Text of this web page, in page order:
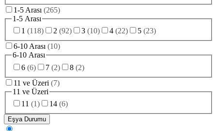
1-5 Arası (265)
1-5 Arası
1 (118) 2 (92) 3 (10) 4 (22) 5 (23)
6-10 Arası (10)
6-10 Arası
6 (6) 7 (2) 8 (2)
11 ve Üzeri (7)
11 ve Üzeri
11 (1) 14 (6)
Eşya Durumu